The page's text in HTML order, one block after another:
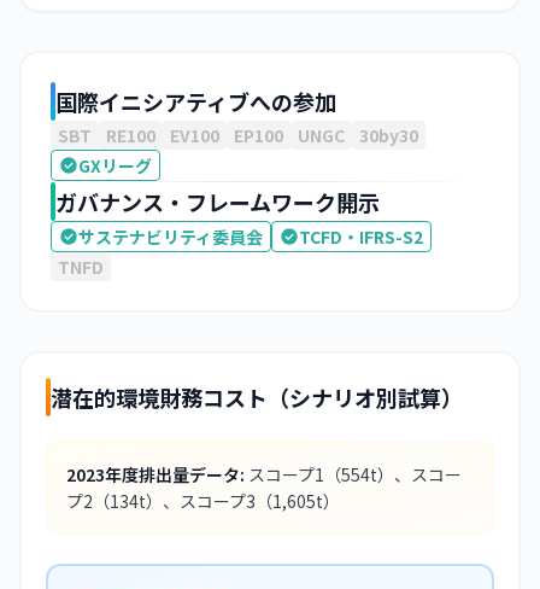
国際イニシアティブへの参加
SBT RE100 EV100 EP100 UNGC 30by30
GXリーグ
ガバナンス・フレームワーク開示
サステナビリティ委員会
TCFD・IFRS-S2
TNFD
潜在的環境財務コスト（シナリオ別試算）
2023年度排出量データ: スコープ1 （554t） 、スコー
プ2 （134t） 、スコープ3 （1,605t）